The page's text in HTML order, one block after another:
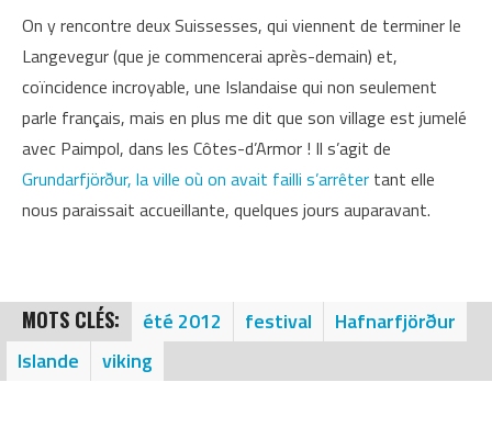
On y rencontre deux Suissesses, qui viennent de terminer le
Langevegur (que je commencerai après-demain) et,
coïncidence incroyable, une Islandaise qui non seulement
parle français, mais en plus me dit que son village est jumelé
avec Paimpol, dans les Côtes-d’Armor ! Il s’agit de
Grundarfjörður, la ville où on avait failli s’arrêter tant elle
nous paraissait accueillante, quelques jours auparavant.
MOTS CLÉS: été 2012 festival
Hafnarfjörður
Islande
viking